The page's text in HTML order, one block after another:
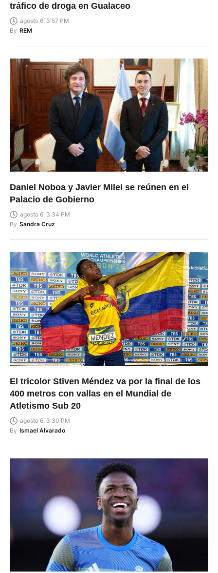
tráfico de droga en Gualaceo
agosto 6, 3:57 PM
By REM
Daniel Noboa y Javier Milei se reúnen en el
Palacio de Gobierno
agosto 6, 3:34 PM
By Sandra Cruz
El tricolor Stiven Méndez va por la final de los
400 metros con vallas en el Mundial de
Atletismo Sub 20
agosto 6, 3:30 PM
By Ismael Alvarado